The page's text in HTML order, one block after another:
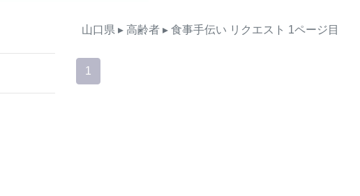
山口県 ▸ 高齢者 ▸ 食事手伝い リクエスト 1ページ目
1